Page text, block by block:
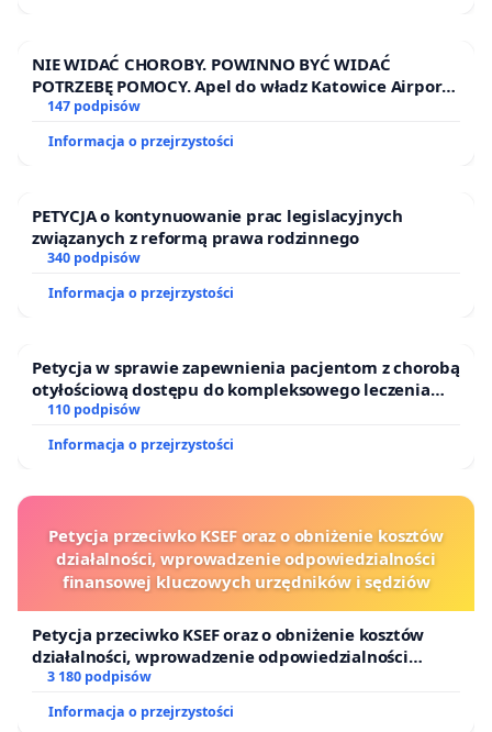
NIE WIDAĆ CHOROBY. POWINNO BYĆ WIDAĆ
POTRZEBĘ POMOCY. Apel do władz Katowice Airport
o przystąpienie do programu HIDDEN DISABILITIES
NIEPEŁNOSPRAWNOŚCI
147 podpisów
Informacja o przejrzystości
PETYCJA o kontynuowanie prac legislacyjnych
związanych z reformą prawa rodzinnego
340 podpisów
Informacja o przejrzystości
Petycja w sprawie zapewnienia pacjentom z chorobą
otyłościową dostępu do kompleksowego leczenia
oraz programów profilaktycznych.
110 podpisów
Informacja o przejrzystości
Petycja przeciwko KSEF oraz o obniżenie kosztów
działalności, wprowadzenie odpowiedzialności
finansowej kluczowych urzędników i sędziów
Petycja przeciwko KSEF oraz o obniżenie kosztów
działalności, wprowadzenie odpowiedzialności
finansowej kluczowych urzędników i sędziów
3 180 podpisów
Informacja o przejrzystości